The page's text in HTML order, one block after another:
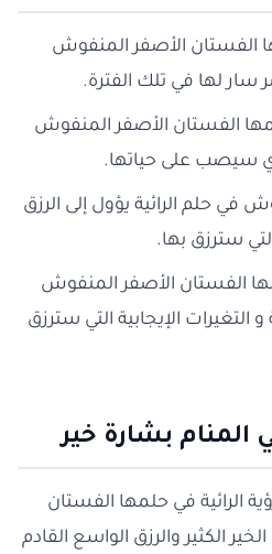
الفستان الأصفر المنفوش
سار لها في تلك الفترة.
الفستان الأصفر المنفوش
سيصب على حياتها.
في حلم الرائية يؤول إلى الرزق
التي سترزق بها.
الفستان الأصفر المنفوش
التغيرات الإيجابية التي سترزق
المنام بشارة خير
الرائية في حلمها الفستان
الكثير والرزق الواسع القادم